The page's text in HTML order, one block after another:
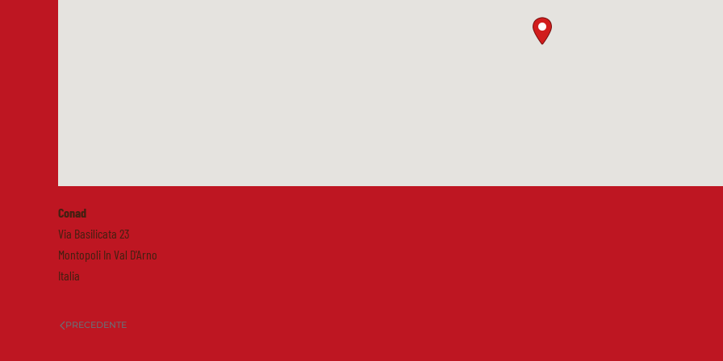
Conad
Via Basilicata 23
Montopoli In Val D'Arno
Italia
PRECEDENTE